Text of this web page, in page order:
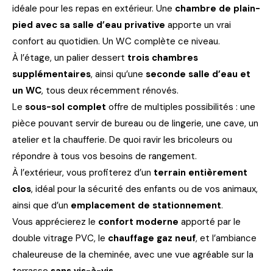
idéale pour les repas en extérieur. Une chambre de plain-
pied avec sa salle d’eau privative apporte un vrai
confort au quotidien. Un WC complète ce niveau.
À l’étage, un palier dessert trois chambres
supplémentaires, ainsi qu’une seconde salle d’eau et
un WC, tous deux récemment rénovés.
Le sous-sol complet offre de multiples possibilités : une
pièce pouvant servir de bureau ou de lingerie, une cave, un
atelier et la chaufferie. De quoi ravir les bricoleurs ou
répondre à tous vos besoins de rangement.
À l’extérieur, vous profiterez d’un terrain entièrement
clos, idéal pour la sécurité des enfants ou de vos animaux,
ainsi que d’un emplacement de stationnement.
Vous apprécierez le confort moderne apporté par le
double vitrage PVC, le chauffage gaz neuf, et l’ambiance
chaleureuse de la cheminée, avec une vue agréable sur la